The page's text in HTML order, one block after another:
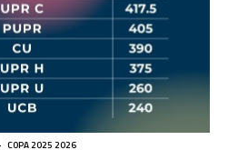
COPA 2025 2026